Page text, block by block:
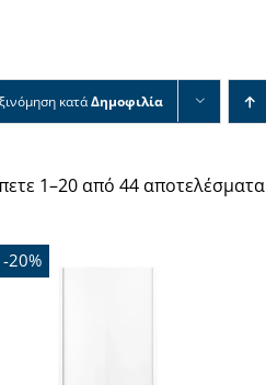
κατάΔημοφιλία
1–20 από 44 αποτελέσματα
-20%